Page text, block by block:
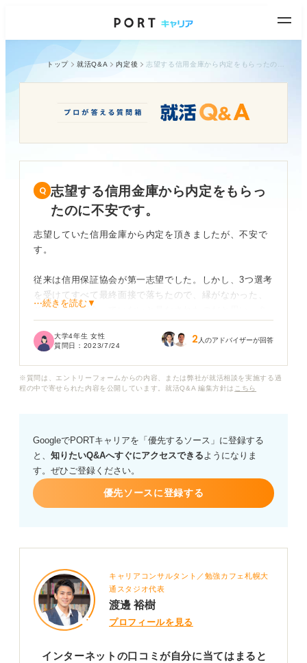
トップ 就活Q&A 内定後
志望する信用金庫から内定をもらっ
たのに不安です。
志望していた信用金庫から内定を頂きましたが、不安で
す。
従来は信用保証協会が第一志望でした。しかし、3つ選考
を受けてすべて最終面接で落ちたので、縁がなかった、
そもそも私が合っていないと見なされたのだと思い、あ
ノルマです。
たにもかかわらず、就活が終わる時間に余裕ができると
ついブルーになってしまいます。
私に果たせるのか、人間関係はうまくやっていけるかも
不安です。 地方市役所の公務員任務の友人を見て羨まし
⋯続きを読む▼
大学4年生 女性
質問日： 2023/7/24 2 人のアドバイザーが回答
※質問は、エントリーフォームからの内容、または弊社が就活相談を実施する過
程の中で寄せられた内容を公開しています。就活Q&A 編集方針は こちら
GoogleでPORTキャリアを「優先するソース」に登録する
と、 知りたいQ&Aへすぐにアクセスできるようになりま
す。ぜひご登録ください。
優先ソースに登録する
キャリアコンサルタント／勉強カフェ札幌大
通スタジオ代表
渡邊 裕樹
プロフィールを見る
インターネットの口コミが自分に当てはまると